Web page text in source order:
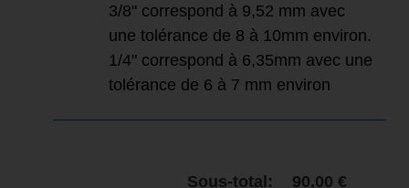
3/8" correspond à 9,52 mm avec
une tolérance de 8 à 10mm environ.
1/4" correspond à 6,35mm avec une
tolérance de 6 à 7 mm environ
Sous-total: 90,00 €